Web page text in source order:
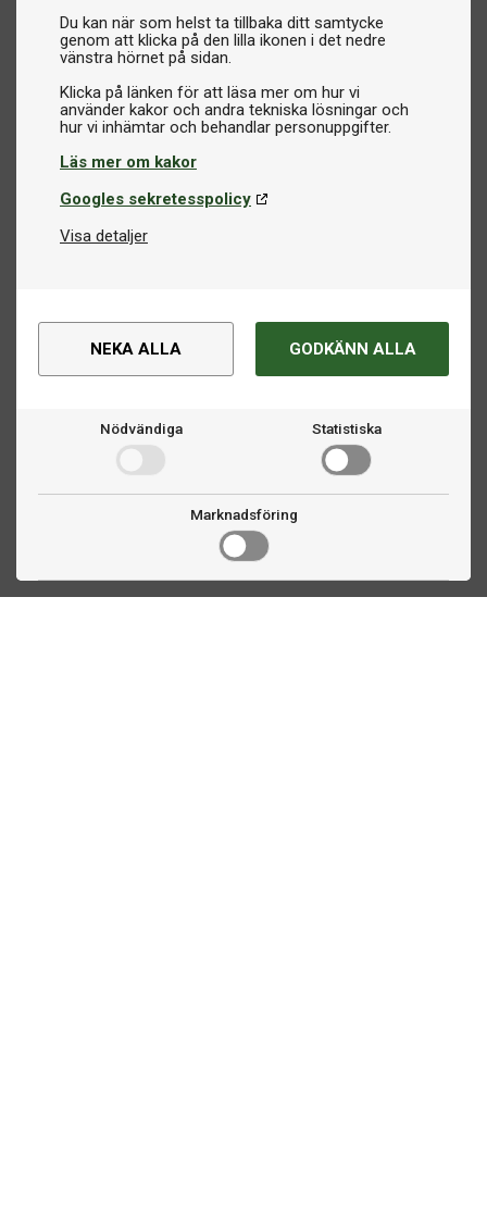
Du kan när som helst ta tillbaka ditt samtycke
genom att klicka på den lilla ikonen i det nedre
vänstra hörnet på sidan.
Klicka på länken för att läsa mer om hur vi
använder kakor och andra tekniska lösningar och
Läs mer om kakor
Googles sekretesspolicy
Visa detaljer
NEKA ALLA GODKÄNN ALLA
Nödvändiga Statistiska
Marknadsföring